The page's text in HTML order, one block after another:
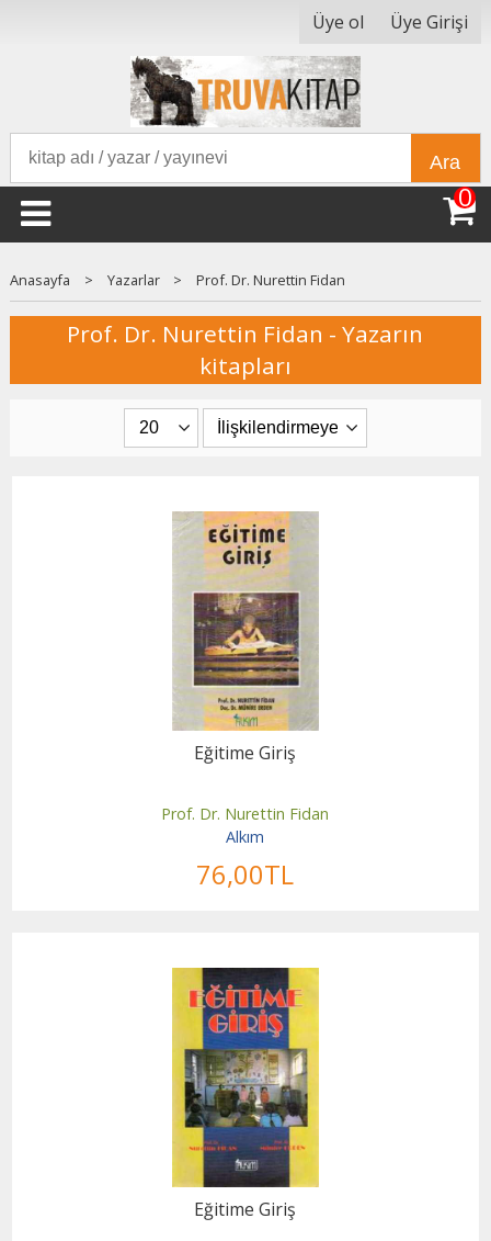
Üye ol Üye Girişi
Ara
0
Anasayfa > Yazarlar > Prof. Dr. Nurettin Fidan
Prof. Dr. Nurettin Fidan - Yazarın
kitapları
Eğitime Giriş
Prof. Dr. Nurettin Fidan
Alkım
76,00TL
Eğitime Giriş